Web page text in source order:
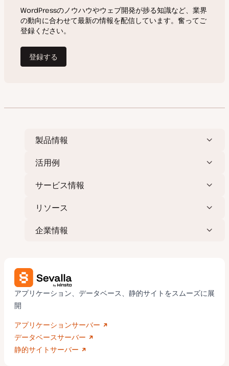
製品情報
活用例
サービス情報
リソース
企業情報
アプリケーション、データベース、静的サイトをスムーズに展
開
アプリケーションサーバー
データベースサーバー
静的サイトサーバー